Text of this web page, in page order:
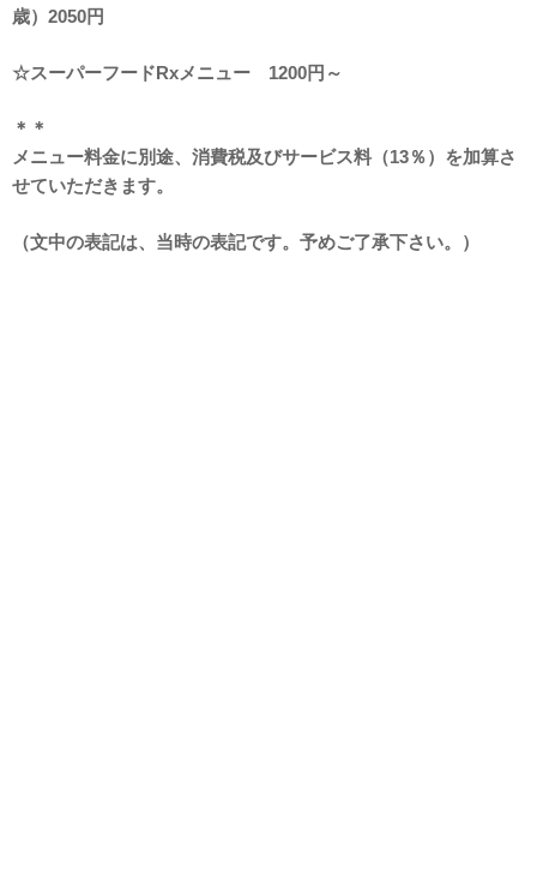
歳）2050円
☆スーパーフードRxメニュー 1200円～
＊＊
メニュー料金に別途、消費税及びサービス料（13％）を加算さ
せていただきます。
（文中の表記は、当時の表記です。予めご了承下さい。）